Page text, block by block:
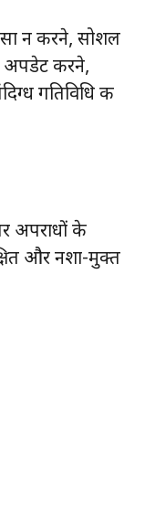
न करने, सोशल
अपडेट करने,
गतिविधि की
अपराधों के
और नशा-मुक्त